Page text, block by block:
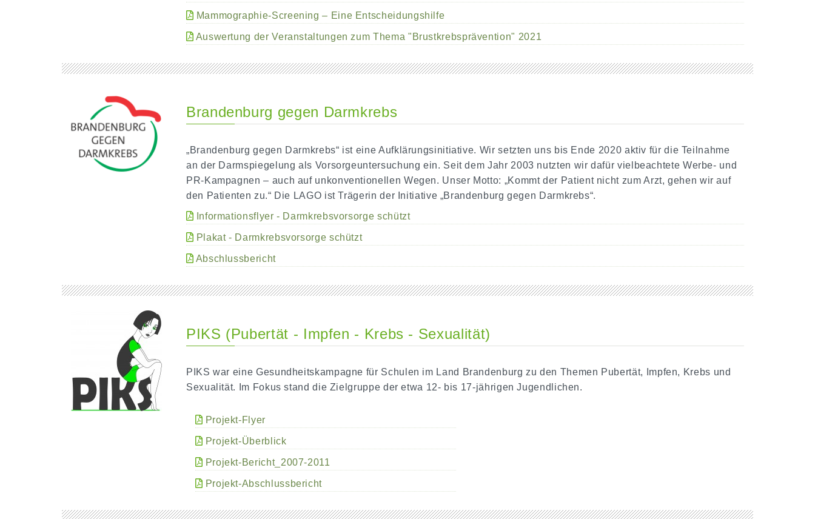
Mammographie-Screening – Eine Entscheidungshilfe
Auswertung der Veranstaltungen zum Thema "Brustkrebsprävention" 2021
Brandenburg gegen Darmkrebs
„Brandenburg gegen Darmkrebs“ ist eine Aufklärungsinitiative. Wir setzten uns bis Ende 2020 aktiv für die Teilnahme
an der Darmspiegelung als Vorsorgeuntersuchung ein. Seit dem Jahr 2003 nutzten wir dafür vielbeachtete Werbe- und
PR-Kampagnen – auch auf unkonventionellen Wegen. Unser Motto: „Kommt der Patient nicht zum Arzt, gehen wir auf
den Patienten zu.“ Die LAGO ist Trägerin der Initiative „Brandenburg gegen Darmkrebs“.
Informationsflyer - Darmkrebsvorsorge schützt
Plakat - Darmkrebsvorsorge schützt
Abschlussbericht
PIKS (Pubertät - Impfen - Krebs - Sexualität)
PIKS war eine Gesundheitskampagne für Schulen im Land Brandenburg zu den Themen Pubertät, Impfen, Krebs und
Sexualität. Im Fokus stand die Zielgruppe der etwa 12- bis 17-jährigen Jugendlichen.
Projekt-Flyer
Projekt-Überblick
Projekt-Bericht_2007-2011
Projekt-Abschlussbericht